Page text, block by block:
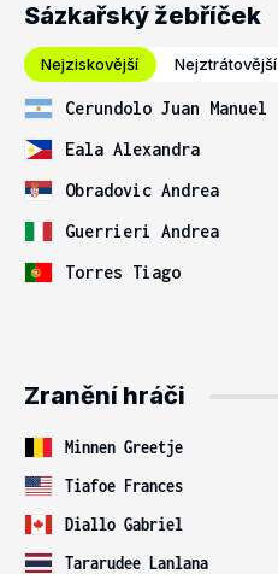
Sázkařský žebříček
Nejziskovější Nejztrátovější
Cerundolo Juan Manuel
Eala Alexandra
Obradovic Andrea
Guerrieri Andrea
Torres Tiago
Zranění hráči
Minnen Greetje
Tiafoe Frances
Diallo Gabriel
Tararudee Lanlana